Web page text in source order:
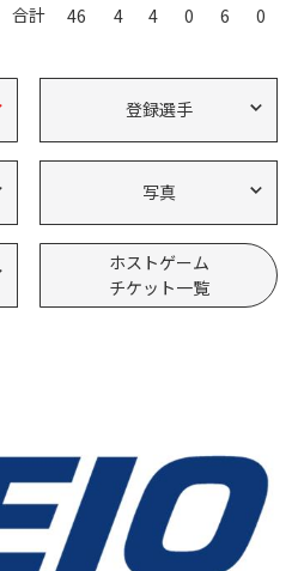
合計 46 4 4 0 6 0
登録選手
写真
ホストゲーム
チケット一覧